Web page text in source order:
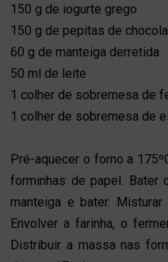
150 g de iogurte grego
150 g de pepitas de
60 g de manteiga derretida
50 ml de leite
1 colher de sobremesa de
1 colher de sobremesa de
Pré-aquecer o forno a
forminhas de papel. Bater
manteiga e bater.
Envolver a farinha, o
Distribuir a massa nas